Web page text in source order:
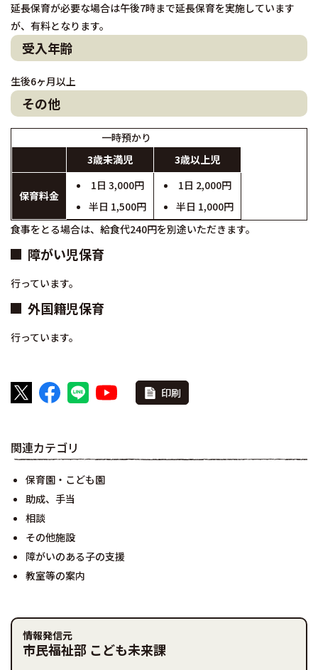
延長保育が必要な場合は午後7時まで延長保育を実施しています
が、有料となります。
受入年齢
生後6ヶ月以上
その他
一時預かり
3歳未満児
3歳以上児
保育料金
1日 3,000円
半日 1,500円
1日 2,000円
半日 1,000円
食事をとる場合は、給食代240円を別途いただきます。
障がい児保育
行っています。
外国籍児保育
行っています。
印刷
関連カテゴリ
保育園・こども園
助成、手当
相談
その他施設
障がいのある子の支援
教室等の案内
情報発信元
市民福祉部 こども未来課